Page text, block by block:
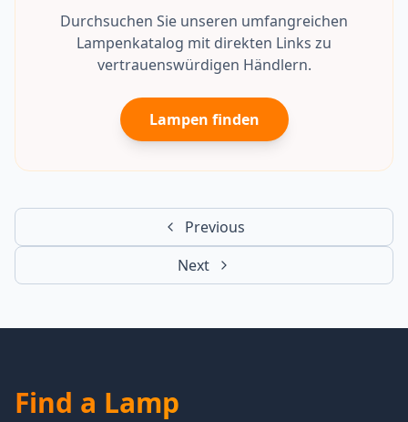
Durchsuchen Sie unseren umfangreichen
Lampenkatalog mit direkten Links zu
vertrauenswürdigen Händlern.
Lampen finden
Previous
Next
Find a Lamp